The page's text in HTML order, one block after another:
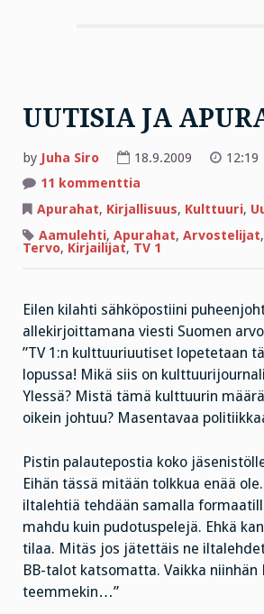
UUTISIA JA
by Juha Siro 18.9.2009
12:19
11 kommenttia
JA
APURAHOJA
Apurahat, Kirjallisuus, Kulttuuri,
Aamulehti, Apurahat, Arvostelijat,
Tervo, Kirjailijat, TV 1
Eilen kilahti sähköpostiini
allekirjoittamana viesti Suomen
”TV 1:n kulttuuriuutiset lopetetaan
lopussa! Mikä siis on
Ylessä? Mistä tämä kulttuurin
oikein johtuu? Masentavaa
Pistin palautepostia koko
Eihän tässä mitään tolkkua enää
iltalehtiä tehdään samalla
mahdu kuin pudotuspelejä. Ehkä
tilaa. Mitäs jos jätettäis ne
BB-talot katsomatta. Vaikka niinhän
teemmekin…”